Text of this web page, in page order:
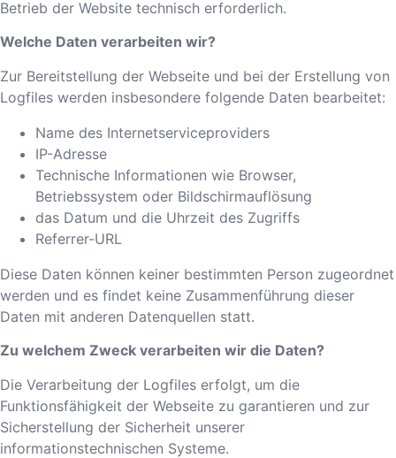
Betrieb der Website technisch erforderlich.
Welche Daten verarbeiten wir?
Zur Bereitstellung der Webseite und bei der Erstellung von
Logfiles werden insbesondere folgende Daten bearbeitet:
Name des Internetserviceproviders
IP-Adresse
Technische Informationen wie Browser,
Betriebssystem oder Bildschirmauflösung
das Datum und die Uhrzeit des Zugriffs
Referrer-URL
Diese Daten können keiner bestimmten Person zugeordnet
werden und es findet keine Zusammenführung dieser
Daten mit anderen Datenquellen statt.
Zu welchem Zweck verarbeiten wir die Daten?
Die Verarbeitung der Logfiles erfolgt, um die
Funktionsfähigkeit der Webseite zu garantieren und zur
Sicherstellung der Sicherheit unserer
informationstechnischen Systeme.